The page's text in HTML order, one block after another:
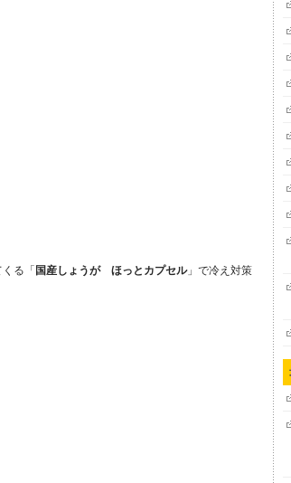
る「 国産しょうが ほっとカプセル」で冷え対策